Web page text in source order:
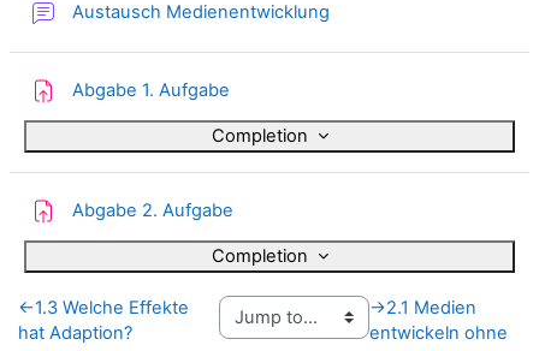
Austausch Medienentwicklung
Abgabe 1. Aufgabe
Completion
Abgabe 2. Aufgabe
Completion
←1.3 Welche Effekte
hat Adaption?
→2.1 Medien
entwickeln ohne